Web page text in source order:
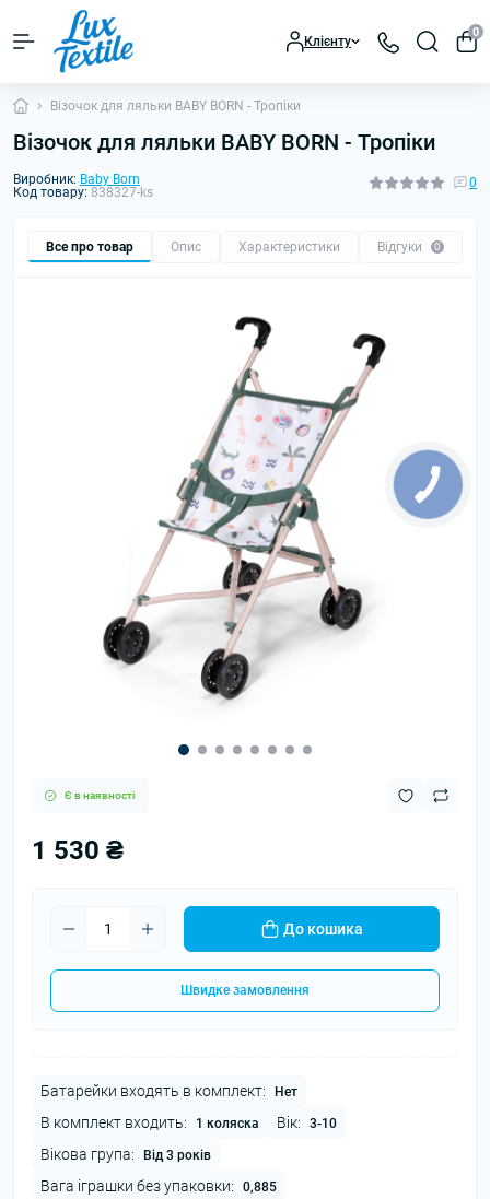
Клієнту
0
Візочок для ляльки BABY BORN - Тропіки
Візочок для ляльки BABY BORN - Тропіки
Виробник: Baby Born
Код товару: 838327-ks
0
Все про товар Опис Характеристики Відгуки 0
Є в наявності
1 530 ₴
До кошика
Швидке замовлення
Батарейки входять в комплект: Нет
В комплект входить: 1 коляска Вік: 3-10
Вікова група: Від 3 років
Вага іграшки без упаковки: 0,885